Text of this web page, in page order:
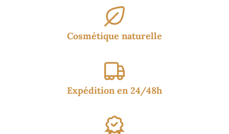
Cosmétique naturelle
Expédition en 24/48h